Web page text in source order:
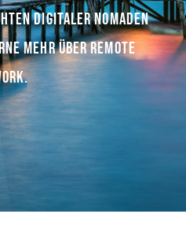
DIGITALER NOMADEN
MEHR ÜBER REMOTE